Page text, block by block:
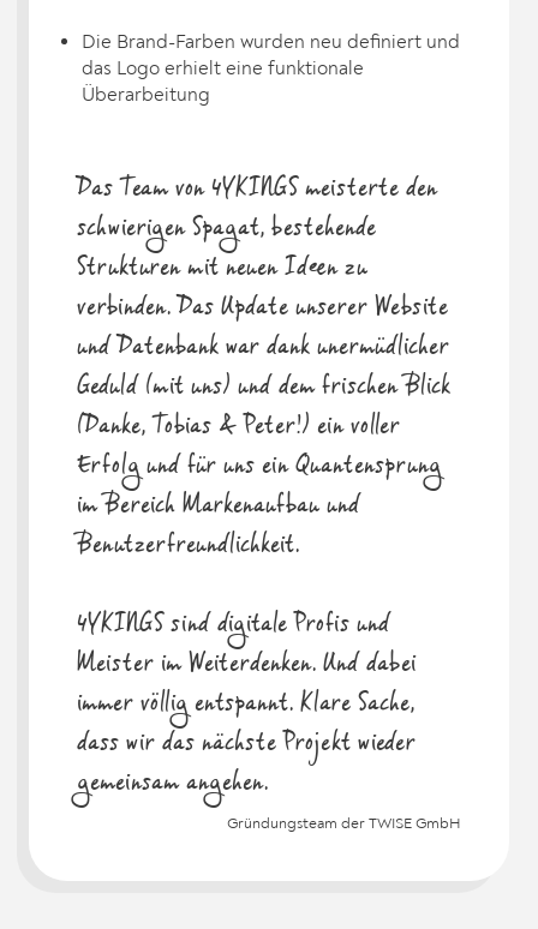
Die Brand-Farben wurden neu definiert und
das Logo erhielt eine funktionale
Überarbeitung
Das Team von 4YKINGS meisterte den
schwierigen Spagat, bestehende
Strukturen mit neuen Ideen zu
verbinden. Das Update unserer Website
und Datenbank war dank unermüdlicher
Geduld (mit uns) und dem frischen Blick
(Danke, Tobias & Peter!) ein voller
Erfolg und für uns ein Quantensprung
im Bereich Markenaufbau und
Benutzerfreundlichkeit.
4YKINGS sind digitale Profis und
Meister im Weiterdenken. Und dabei
immer völlig entspannt. Klare Sache,
dass wir das nächste Projekt wieder
gemeinsam angehen.
Gründungsteam der TWISE GmbH